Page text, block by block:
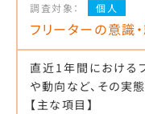
調査対象：
個人
フリーターの意識
直近1年間における
や動向など、その実
【主な項目】